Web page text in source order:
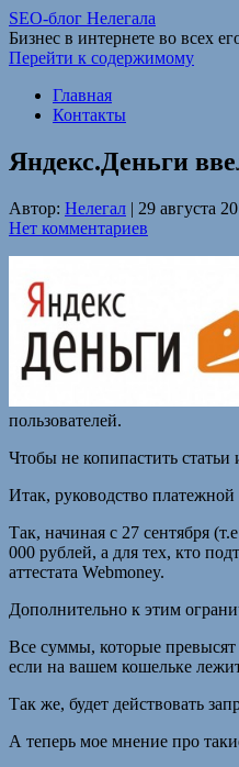
SEO-блог Нелегала
Бизнес в интернете во всех
Перейти к содержимому
Главная
Контакты
Яндекс.Деньги
Автор: Нелегал | 29 августа
Нет комментариев
пользователей.
Чтобы не копипастить
Итак, руководство
Так, начиная с 27 сентября
000 рублей, а для тех, кто
аттестата Webmoney.
Дополнительно к этим
Все суммы, которые превысят
если на вашем кошельке
Так же, будет действовать
А теперь мое мнение про